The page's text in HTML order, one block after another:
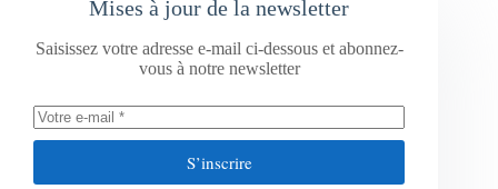
Mises à jour de la newsletter
Saisissez votre adresse e-mail ci-dessous et abonnez-
vous à notre newsletter
S’inscrire